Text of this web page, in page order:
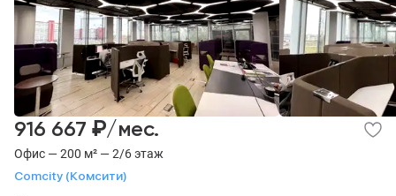
Офис — 200 м² — 2/6 этаж
Comcity (Комсити)
916 667 ₽/мес.